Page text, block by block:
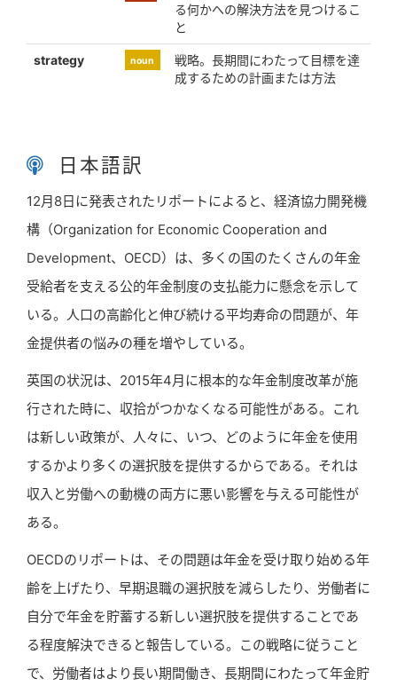
る何かへの解決方法を見つけるこ
と
strategy noun
戦略。長期間にわたって目標を達
成するための計画または方法
日本語訳
12月8日に発表されたリポートによると、経済協力開発機
構（Organization for Economic Cooperation and
Development、OECD）は、多くの国のたくさんの年金
受給者を支える公的年金制度の支払能力に懸念を示して
いる。人口の高齢化と伸び続ける平均寿命の問題が、年
金提供者の悩みの種を増やしている。
英国の状況は、2015年4月に根本的な年金制度改革が施
行された時に、収拾がつかなくなる可能性がある。これ
は新しい政策が、人々に、いつ、どのように年金を使用
するかより多くの選択肢を提供するからである。それは
収入と労働への動機の両方に悪い影響を与える可能性が
ある。
OECDのリポートは、その問題は年金を受け取り始める年
齢を上げたり、早期退職の選択肢を減らしたり、労働者に
自分で年金を貯蓄する新しい選択肢を提供することであ
る程度解決できると報告している。この戦略に従うこと
で、労働者はより長い期間働き、長期間にわたって年金貯